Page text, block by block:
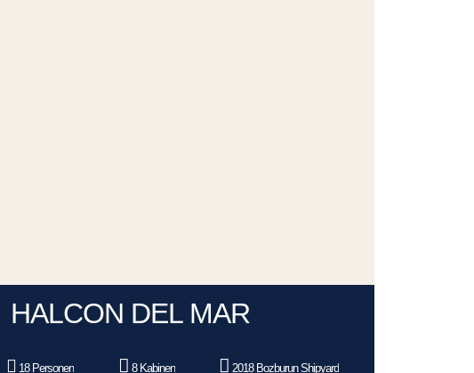
HALCON DEL MAR
18 Personen 8 Kabinen 2018 Bozburun Shipyard